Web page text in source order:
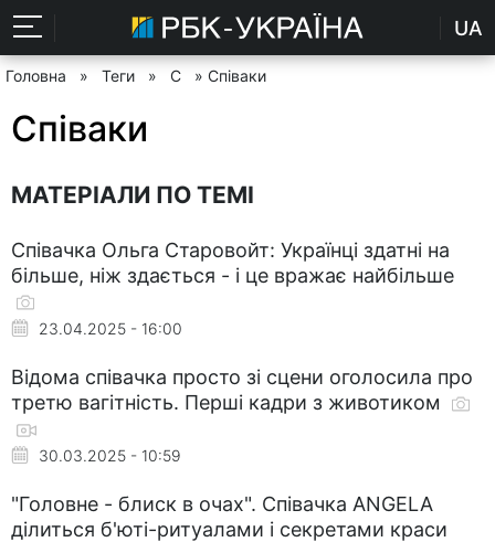
UA
Головна » Теги » С » Співаки
Співаки
МАТЕРІАЛИ ПО ТЕМІ
Співачка Ольга Старовойт: Українці здатні на
більше, ніж здається - і це вражає найбільше
23.04.2025 - 16:00
Відома співачка просто зі сцени оголосила про
третю вагітність. Перші кадри з животиком
30.03.2025 - 10:59
"Головне - блиск в очах". Співачка ANGELA
ділиться б'юті-ритуалами і секретами краси